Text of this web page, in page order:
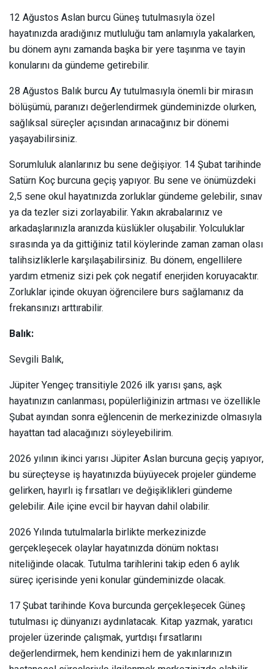
12 Ağustos Aslan burcu Güneş tutulmasıyla özel
hayatınızda aradığınız mutluluğu tam anlamıyla yakalarken,
bu dönem aynı zamanda başka bir yere taşınma ve tayin
konularını da gündeme getirebilir.
28 Ağustos Balık burcu Ay tutulmasıyla önemli bir mirasın
bölüşümü, paranızı değerlendirmek gündeminizde olurken,
sağlıksal süreçler açısından arınacağınız bir dönemi
yaşayabilirsiniz.
Sorumluluk alanlarınız bu sene değişiyor. 14 Şubat tarihinde
Satürn Koç burcuna geçiş yapıyor. Bu sene ve önümüzdeki
2,5 sene okul hayatınızda zorluklar gündeme gelebilir, sınav
ya da tezler sizi zorlayabilir. Yakın akrabalarınız ve
arkadaşlarınızla aranızda küslükler oluşabilir. Yolculuklar
sırasında ya da gittiğiniz tatil köylerinde zaman zaman olası
talihsizliklerle karşılaşabilirsiniz. Bu dönem, engellilere
yardım etmeniz sizi pek çok negatif enerjiden koruyacaktır.
Zorluklar içinde okuyan öğrencilere burs sağlamanız da
frekansınızı arttırabilir.
Balık:
Sevgili Balık,
Jüpiter Yengeç transitiyle 2026 ilk yarısı şans, aşk
hayatınızın canlanması, popülerliğinizin artması ve özellikle
Şubat ayından sonra eğlencenin de merkezinizde olmasıyla
hayattan tad alacağınızı söyleyebilirim.
2026 yılının ikinci yarısı Jüpiter Aslan burcuna geçiş yapıyor,
bu süreçteyse iş hayatınızda büyüyecek projeler gündeme
gelirken, hayırlı iş fırsatları ve değişiklikleri gündeme
gelebilir. Aile içine evcil bir hayvan dahil olabilir.
2026 Yılında tutulmalarla birlikte merkezinizde
gerçekleşecek olaylar hayatınızda dönüm noktası
niteliğinde olacak. Tutulma tarihlerini takip eden 6 aylık
süreç içerisinde yeni konular gündeminizde olacak.
17 Şubat tarihinde Kova burcunda gerçekleşecek Güneş
tutulması iç dünyanızı aydınlatacak. Kitap yazmak, yaratıcı
projeler üzerinde çalışmak, yurtdışı fırsatlarını
değerlendirmek, hem kendinizi hem de yakınlarınızın